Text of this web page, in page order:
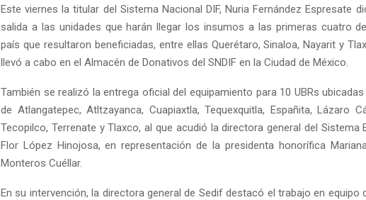
Este viernes la titular del Sistema Nacional DIF, Nuria Fernández Espresate
salida a las unidades que harán llegar los insumos a las primeras cuatro
país que resultaron beneficiadas, entre ellas Querétaro, Sinaloa, Nayarit y
llevó a cabo en el Almacén de Donativos del SNDIF en la Ciudad de México.
También se realizó la entrega oficial del equipamiento para 10 UBRs
de Atlangatepec, Atltzayanca, Cuapiaxtla, Tequexquitla, Españita, Lázaro
Tecopilco, Terrenate y Tlaxco, al que acudió la directora general del Sistema
Flor López Hinojosa, en representación de la presidenta honorífica
Monteros Cuéllar.
En su intervención, la directora general de Sedif destacó el trabajo en equipo